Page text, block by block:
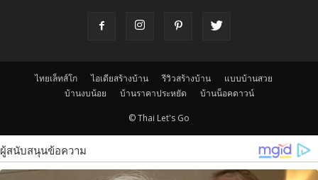
ไทยเล็ทส์โก ไอเดียสร้างบ้าน รีวิวสร้างบ้าน
แบบบ้านสวย
บ้านงบน้อย
บ้านราคาประหยัด บ้านน็อคดาวน์
© Thai Let's Go